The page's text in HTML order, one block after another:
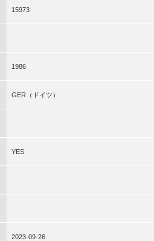
15973
1986
GER（ドイツ）
YES
2023-09-26